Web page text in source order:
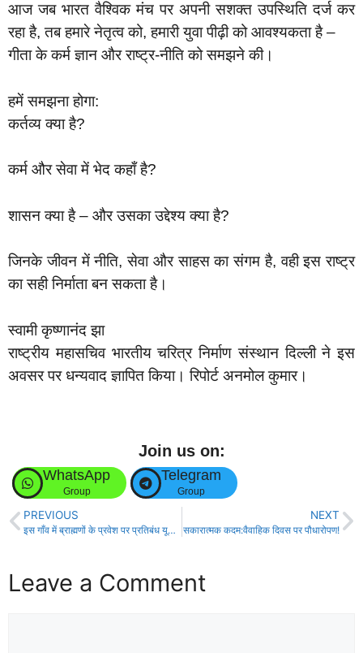
आज जब भारत वैश्विक मंच पर अपनी सशक्त उपस्थिति दर्ज कर
रहा है, तब हमारे नेतृत्व को, हमारी युवा पीढ़ी को आवश्यकता है –
गीता के कर्म ज्ञान और राष्ट्र-नीति को समझने की।
हमें समझना होगा:
कर्तव्य क्या है?
कर्म और सेवा में भेद कहाँ है?
शासन क्या है – और उसका उद्देश्य क्या है?
जिनके जीवन में नीति, सेवा और साहस का संगम है, वही इस राष्ट्र
का सही निर्माता बन सकता है।
स्वामी कृष्णानंद झा
राष्ट्रीय महासचिव भारतीय चरित्र निर्माण संस्थान दिल्ली ने इस
अवसर पर धन्यवाद ज्ञापित किया। रिपोर्ट अनमोल कुमार।
Join us on:
WhatsApp
Group
Telegram
Group
PREVIOUS
इस गाँव में ब्राह्मणों के प्रवेश पर प्रतिबंध यूट्यूबऱ के उकसावे पर कार्रवाई, पुलिस ने मामला दर्ज कर लिखा मेरा भारत महान!
NEXT
सकारात्मक कदम:वैवाहिक दिवस पर पौधारोपण!
Leave a Comment